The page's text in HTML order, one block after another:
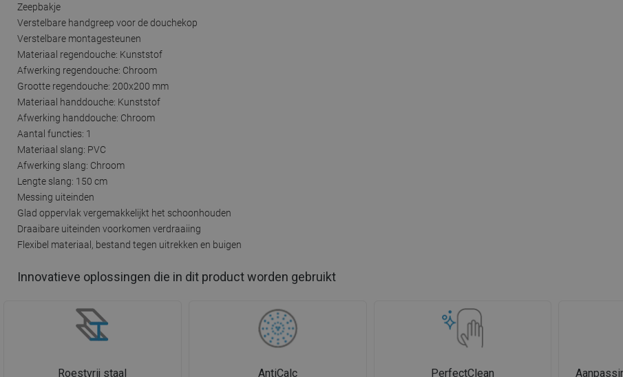
Zeepbakje
Verstelbare handgreep voor de douchekop
Verstelbare montagesteunen
Materiaal regendouche: Kunststof
Afwerking regendouche: Chroom
Grootte regendouche: 200x200 mm
Materiaal handdouche: Kunststof
Afwerking handdouche: Chroom
Aantal functies: 1
Materiaal slang: PVC
Afwerking slang: Chroom
Lengte slang: 150 cm
Messing uiteinden
Glad oppervlak vergemakkelijkt het schoonhouden
Draaibare uiteinden voorkomen verdraaiing
Flexibel materiaal, bestand tegen uitrekken en buigen
Innovatieve oplossingen die in dit product worden gebruikt
Roestvrij staal AntiCalc PerfectClean